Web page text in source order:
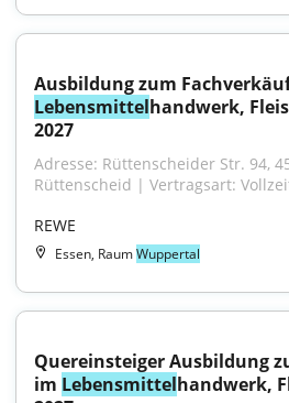
Lebensmittelhandwerk,
2027
Adresse: Rüttenscheider Str. 94,
Rüttenscheid | Vertragsart:
REWE
Essen, RaumWuppertal
Quereinsteiger Ausbildung
im Lebensmittelhandwerk,